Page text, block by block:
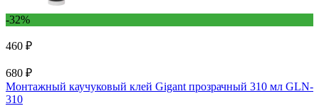
-32%
460 ₽
680 ₽
Монтажный каучуковый клей Gigant прозрачный 310 мл GLN-
310